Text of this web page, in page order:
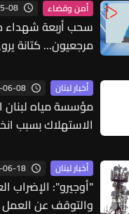
أمن وقضاء 08
سحب أربعة شهداء
مرجعيون... كتانة
أخبار لبنان 08
مؤسسة مياه لبنان
الاستهلاك بسبب
أخبار لبنان 18
"أوجيرو": الإضراب
والتوقف عن